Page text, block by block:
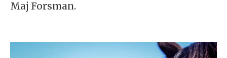
Maj Forsman.